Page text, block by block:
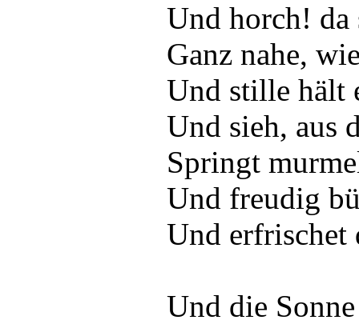
Und horch! da
Ganz nahe,
Und stille hält
Und sieh, aus
Springt
Und freudig
Und erfrischet
Und die